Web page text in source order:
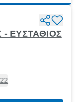
- ΕΥΣΤΑΘΙΟΣ